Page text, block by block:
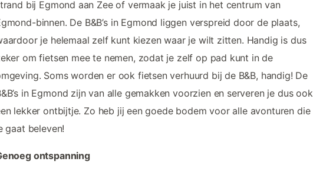
bij Egmond aan Zee of vermaak je juist in het centrum van
binnen. De B&B’s in Egmond liggen verspreid door de plaats,
je helemaal zelf kunt kiezen waar je wilt zitten. Handig is dus
om fietsen mee te nemen, zodat je zelf op pad kunt in de
Soms worden er ook fietsen verhuurd bij de B&B, handig! De
in Egmond zijn van alle gemakken voorzien en serveren je dus ook
lekker ontbijtje. Zo heb jij een goede bodem voor alle avonturen die
gaat beleven!
ontspanning